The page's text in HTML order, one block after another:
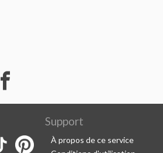
Support
À propos de ce service